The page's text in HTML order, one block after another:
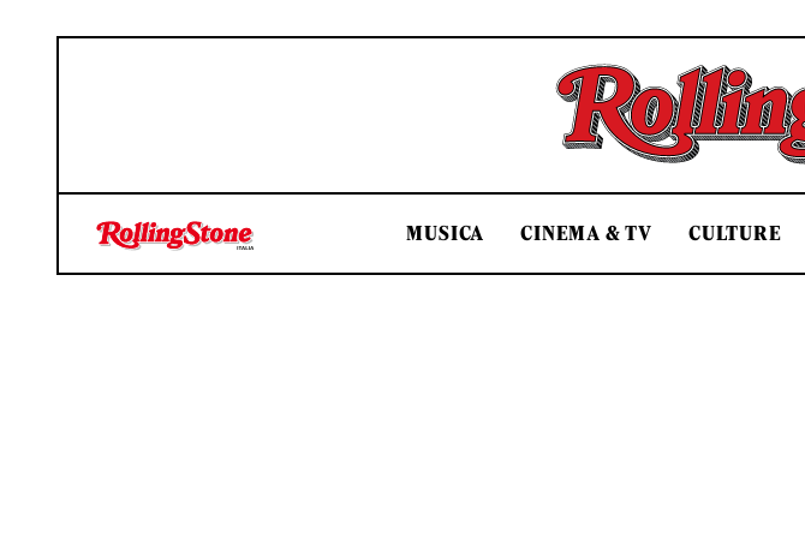
MUSICA CINEMA & TV CULTURE